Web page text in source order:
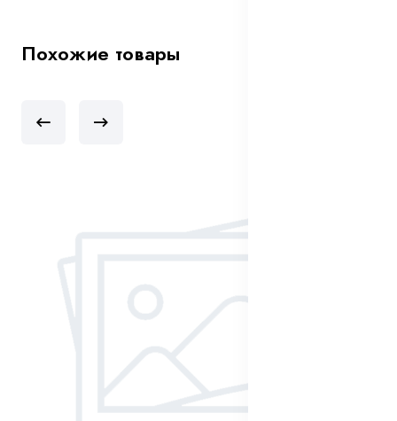
Похожие товары